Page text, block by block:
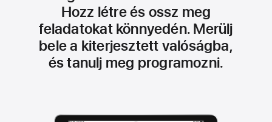
Hozz létre és ossz meg
feladatokat könnyedén. Merülj
bele a kiterjesztett valóságba,
és tanulj meg programozni.